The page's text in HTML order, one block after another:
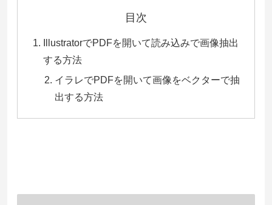
目次
IllustratorでPDFを開いて読み込みで画像抽出
する方法
イラレでPDFを開いて画像をベクターで抽
出する方法